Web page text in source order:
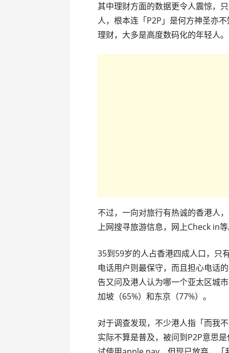
其中理财方面的数据更令人震惊，
人，根本连「P2P」是何方神圣亦
理财，大多是高度数码化的年轻人。
不过，一向对旅行有热诚的香港人
上网搜寻旅游信息，网上Check in
35到59岁的人占香港四成人口，只
电话用户则最保守，而且担心电话
告又问及港人认为哪一个亚太区城
加坡（65%）和东京（77%）。
对于调查发现，不少港人指「而我
实际不算是普及，被问到P2P意思